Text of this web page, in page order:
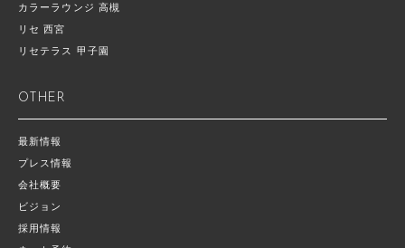
カラーラウンジ 高槻
リセ 西宮
リセテラス 甲子園
OTHER
最新情報
プレス情報
会社概要
ビジョン
採用情報